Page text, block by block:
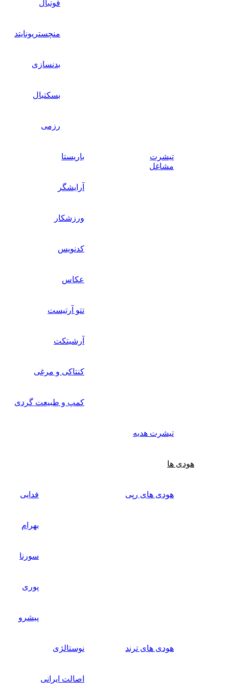
فوتبال
منچستریونایتد
بدنسازی
بسکتبال
رزمی
تیشرت
مشاغل
باریستا
آرایشگر
ورزشکار
کدنویس
عکاس
تتو آرتیست
آرشیتکت
کنتاکی و مرغی
کمپ و طبیعت گردی
تیشرت هدیه
هودی ها
هودی های رپی فدایی
بهرام
سورنا
پوری
پیشرو
هودی های ترند نوستالژی
اصالت ایرانی